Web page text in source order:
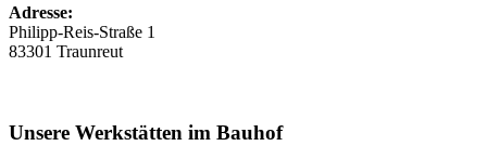
Adresse:
Philipp-Reis-Straße 1
83301 Traunreut
Unsere Werkstätten im Bauhof